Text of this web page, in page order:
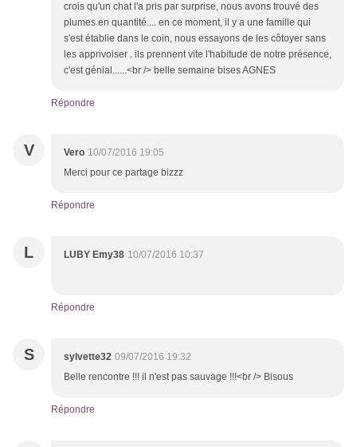
crois qu'un chat l'a pris par surprise, nous avons trouvé des
plumes en quantité.... en ce moment, il y a une famille qui
s'est établie dans le coin, nous essayons de les côtoyer sans
les apprivoiser . ils prennent vite l'habitude de notre présence,
c'est génial......<br /> belle semaine bises AGNES
Répondre
V Vero 10/07/2016 19:05
Merci pour ce partage bizzz
Répondre
L LUBY Emy38 10/07/2016 10:37
Répondre
S sylvette32 09/07/2016 19:32
Belle rencontre !!! il n'est pas sauvage !!!<br /> Bisous
Répondre